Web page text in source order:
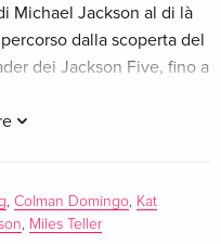
EUR 25.49
EUR 29.99
Michael Jackson al di là
dalla scoperta del
dei Jackson Five, fino a
diventare il più grande
della sua prima
un posto in prima
Colman Domingo
Kat
Miles Teller